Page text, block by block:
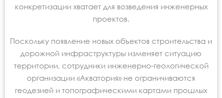
конкретизации хватает для возведения инженерных
проектов.
Поскольку появление новых объектов строительства и
дорожной инфраструктуры изменяет ситуацию
территории, сотрудники инженерно-геологической
организации «Акватория» не ограничиваются
геодезией и топографическими картами прошлых